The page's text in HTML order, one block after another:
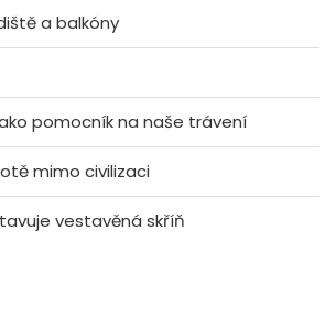
a balkóny
pomocník na naše trávení
mimo civilizaci
vestavěná skříň